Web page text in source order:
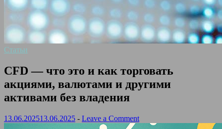
Статьи
CFD — что это и как торговать
акциями, валютами и другими
активами без владения
13.06.202513.06.2025 - Leave a Comment